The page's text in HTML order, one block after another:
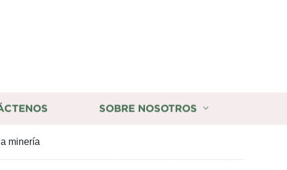
SOBRE NOSOTROS
minería